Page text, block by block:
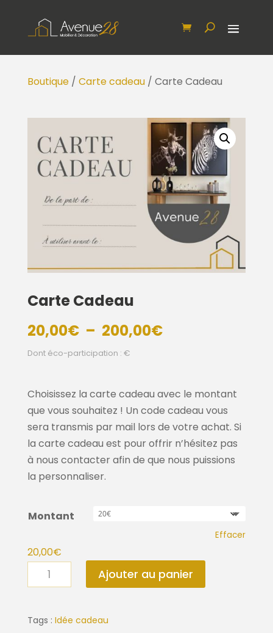
Boutique/ Carte cadeau/ Carte Cadeau
Carte Cadeau
20,00€ – 200,00€Plage
à
200,00€
Dont éco-participation : €
Choisissez la carte cadeau avec le montant
que vous souhaitez ! Un code cadeau vous
sera transmis par mail lors de votre achat. Si
la carte cadeau est pour offrir n’hésitez pas
à nous contacter afin de que nous puissions
la personnaliser.
Montant
Effacer
20,00€
quantité
de
Cadeau
Ajouter au panier
Tags : Idée cadeau